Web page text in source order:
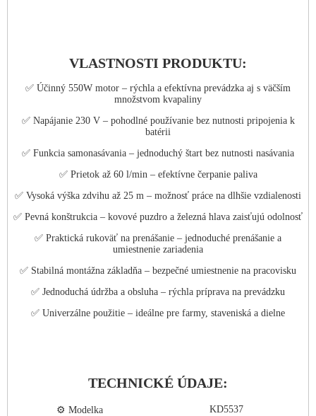
VLASTNOSTI PRODUKTU:
✅ Účinný 550W motor – rýchla a efektívna prevádzka aj s väčším
množstvom kvapaliny
✅ Napájanie 230 V – pohodlné používanie bez nutnosti pripojenia k
batérii
✅ Funkcia samonasávania – jednoduchý štart bez nutnosti nasávania
✅ Prietok až 60 l/min – efektívne čerpanie paliva
✅ Vysoká výška zdvihu až 25 m – možnosť práce na dlhšie vzdialenosti
✅ Pevná konštrukcia – kovové puzdro a železná hlava zaisťujú odolnosť
✅ Praktická rukoväť na prenášanie – jednoduché prenášanie a
umiestnenie zariadenia
✅ Stabilná montážna základňa – bezpečné umiestnenie na pracovisku
✅ Jednoduchá údržba a obsluha – rýchla príprava na prevádzku
✅ Univerzálne použitie – ideálne pre farmy, staveniská a dielne
TECHNICKÉ ÚDAJE:
⚙️ Modelka
KD5537